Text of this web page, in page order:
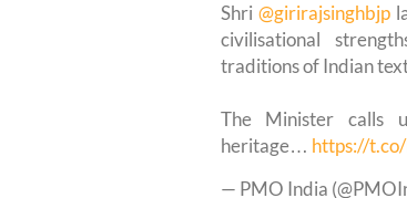
Shri @girirajsinghbjp
civilisational
traditions of Indian
The Minister calls
heritage… https://t.co/
— PMO India